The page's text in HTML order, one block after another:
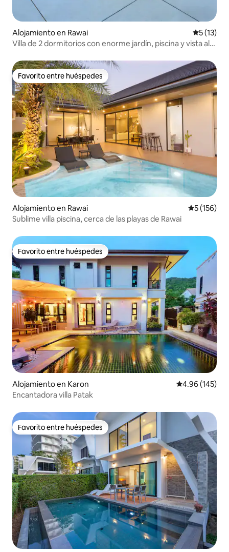
Alojamiento en Rawai
5 (13)
Villa de 2 dormitorios con enorme jardín, piscina y vista al
Favorito entre huéspedes
Favorito entre huéspedes
Alojamiento en Rawai
5 (156)
Sublime villa piscina, cerca de las playas de Rawai
Favorito entre huéspedes
Favorito entre huéspedes
Alojamiento en Karon Calificación
4.96 (145)
Encantadora villa Patak
Favorito entre huéspedes
Favorito entre huéspedes